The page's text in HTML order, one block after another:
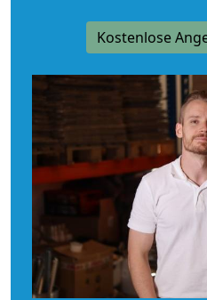
Kostenlose